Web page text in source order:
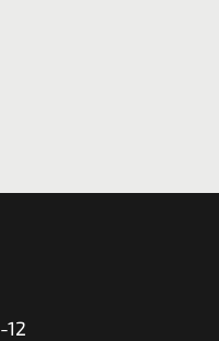
при ношении.
поглощения
лба